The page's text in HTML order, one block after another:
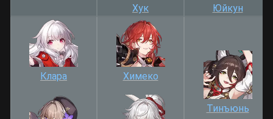
Хук Юйкун
Клара Химеко
Тинъюнь